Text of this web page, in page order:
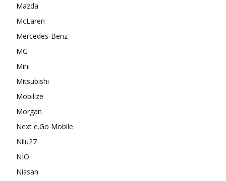
Mazda
McLaren
Mercedes-Benz
MG
Mini
Mitsubishi
Mobilize
Morgan
Next e.Go Mobile
Nilu27
NIO
Nissan